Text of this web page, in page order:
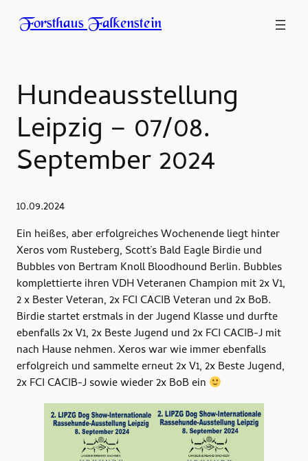
Forsthaus Falkenstein
Hundeausstellung
Leipzig – 07/08.
September 2024
10.09.2024
Ein heißes, aber erfolgreiches Wochenende liegt hinter
Xeros vom Rusteberg, Scott˙s Bald Eagle Birdie und
Bubbles von Bertram Knoll Bloodhound Berlin. Bubbles
komplettierte ihren VDH Veteranen Champion mit 2x V1,
2 x Bester Veteran, 2x FCI CACIB Veteran und 2x BoB.
Birdie startet erstmals in der Jugend Klasse und durfte
ebenfalls 2x V1, 2x Beste Jugend und 2x FCI CACIB-J mit
nach Hause nehmen. Xeros war wie immer ebenfalls
erfolgreich und sammelte erneut 2x V1, 2x Beste Jugend,
2x FCI CACIB-J sowie wieder 2x BoB ein